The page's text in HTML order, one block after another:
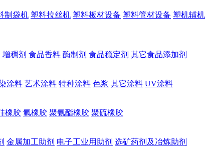
制袋机 塑料拉丝机 塑料板材设备 塑料管材设备 塑机辅机
增稠剂 食品香料 酶制剂 食品稳定剂 其它食品添加剂
涂料 艺术涂料 特种涂料 色浆 其它涂料 UV涂料
橡胶 氟橡胶 聚氨酯橡胶 聚硫橡胶
金属加工助剂 电子工业用助剂 选矿药剂及冶炼助剂